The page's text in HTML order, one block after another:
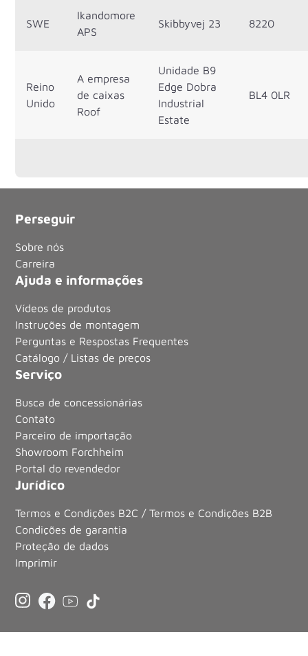
SWE
Ikandomore
APS
Skibbyvej 23 8220
Reino
Unido
A empresa
de caixas
Roof
Unidade B9
Edge Dobra
Industrial
Estate
BL4 0LR
Perseguir
Sobre nós
Carreira
Ajuda e informações
Vídeos de produtos
Instruções de montagem
Perguntas e Respostas Frequentes
Catálogo / Listas de preços
Serviço
Busca de concessionárias
Contato
Parceiro de importação
Showroom Forchheim
Portal do revendedor
Jurídico
Termos e Condições B2C / Termos e Condições B2B
Condições de garantia
Proteção de dados
Imprimir